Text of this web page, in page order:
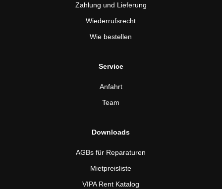
Zahlung und Lieferung
Wiederrufsrecht
Wie bestellen
Service
Anfahrt
Team
Downloads
AGBs für Reparaturen
Mietpreisliste
VIPA Rent Katalog